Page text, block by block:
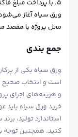
با پرداخت مبلغ
ورق سیاه آغاز
محل پروژه یا مقصد
جمع بندی
ورق سیاه یکی از
است و انتخاب صحیح
و هزینه‌های اجرای
خرید ورق سیاه باید
استاندارد تولید،
کنید. همچنین توجه